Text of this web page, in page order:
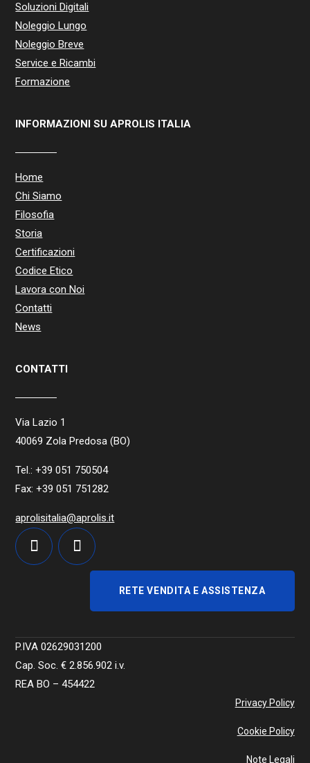
Soluzioni Digitali
Noleggio Lungo
Noleggio Breve
Service e Ricambi
Formazione
INFORMAZIONI SU APROLIS ITALIA
Home
Chi Siamo
Filosofia
Storia
Certificazioni
Codice Etico
Lavora con Noi
Contatti
News
CONTATTI
Via Lazio 1
40069 Zola Predosa (BO)
Tel.: +39 051 750504
Fax: +39 051 751282
aprolisitalia@aprolis.it
RETE VENDITA E ASSISTENZA
P.IVA 02629031200
Cap. Soc. €2.856.902 i.v.
REA BO – 454422
Privacy Policy
Cookie Policy
Note Legali